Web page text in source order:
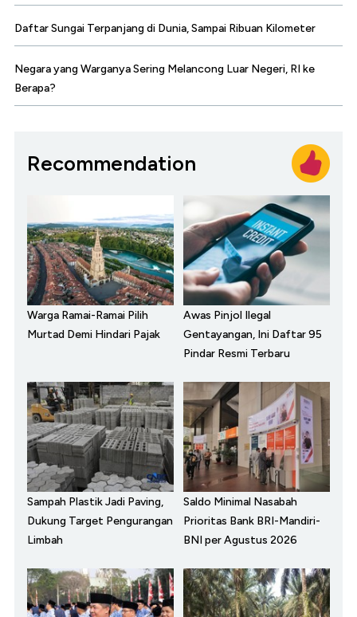
Daftar Sungai Terpanjang di Dunia, Sampai Ribuan Kilometer
Negara yang Warganya Sering Melancong Luar Negeri, RI ke
Berapa?
Recommendation
Warga Ramai-Ramai Pilih
Murtad Demi Hindari Pajak
Awas Pinjol Ilegal
Gentayangan, Ini Daftar 95
Pindar Resmi Terbaru
Sampah Plastik Jadi Paving,
Dukung Target Pengurangan
Limbah
Saldo Minimal Nasabah
Prioritas Bank BRI-Mandiri-
BNI per Agustus 2026